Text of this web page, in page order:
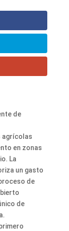
de
agrícolas
en zonas
La
un gasto
de
de